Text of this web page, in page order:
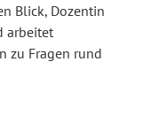
Blick, Dozentin
arbeitet
zu Fragen rund